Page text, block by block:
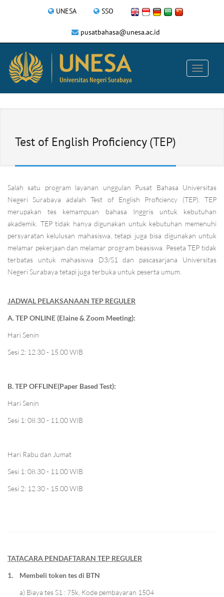
UNESA SSO
pusatbahasa@unesa.ac.id
Test of English Proficiency (TEP)
Salah satu program layanan unggulan Pusat Bahasa Universitas
Negeri Surabaya adalah Test of English Proficiency (TEP). TEP
merupakan tes kemampuan bahasa Inggris untuk kebutuhan
akademik. TEP tidak hanya digunakan untuk kebutuhan memenuhi
persyaratan kelulusan mahasiswa, tetapi juga bisa digunakan untuk
melamar pekerjaan dan melamar program beasiswa. Peseta TEP tidak
terbatas untuk mahasiswa D3/S1 dan pascasarjana Universitas
Negeri Surabaya tetapi juga terbuka untuk peserta umum.
JADWAL PELAKSANAAN TEP REGULER
A. TEP ONLINE (Elaine & Zoom Meeting):
Hari Senin
Sesi 2: 12.30 - 15.00 WIB
B. TEP OFFLINE(Paper Based Test):
Hari Senin
Sesi 1: 08.30 - 11.00 WIB
Hari Rabu dan Jumat
Sesi 1: 08.30 - 11.00 WIB
Sesi 2: 12.30 - 15.00 WIB
TATACARA PENDAFTARAN TEP REGULER
1.
Membeli token tes di BTN
a) Biaya tes S1 : 75k, Kode pembayaran 1504